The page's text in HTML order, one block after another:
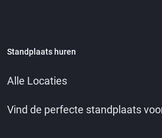
Standplaats huren
Alle Locaties
Vind de perfecte standplaats